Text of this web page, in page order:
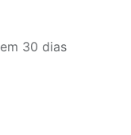
30 dias